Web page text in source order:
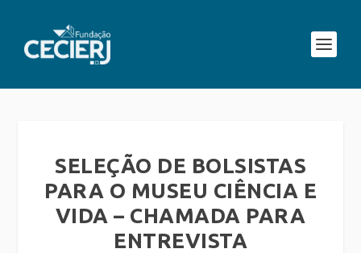
SELEÇÃO DE BOLSISTAS
PARA O MUSEU CIÊNCIA E
VIDA – CHAMADA PARA
ENTREVISTA